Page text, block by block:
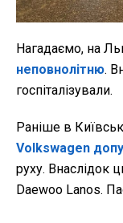
Нагадаємо, на
неповнолітню.
госпіталізували.
Раніше в
Volkswagen
руху. Внаслідок
Daewoo Lanos.